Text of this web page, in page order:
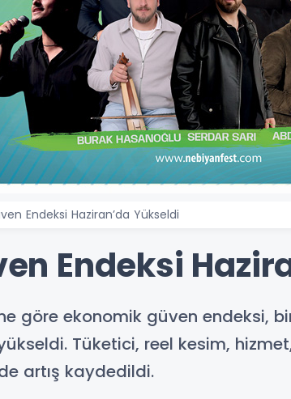
Endeksi Haziran’da Yükseldi
Endeksi
göre ekonomik güven endeksi,
Tüketici, reel kesim,
artış kaydedildi.